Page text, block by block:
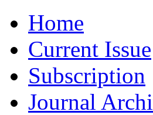
Home
Current Issue
Subscription
Journal